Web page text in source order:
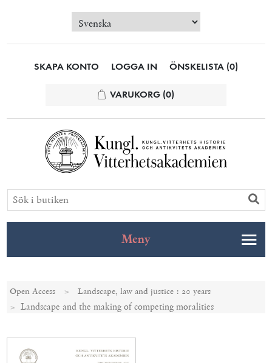
SKAPA KONTO LOGGA IN ÖNSKELISTA (0)
VARUKORG (0)
Meny
Open Access
Landscape, law and justice : 20 years
Landscape and the making of competing moralities